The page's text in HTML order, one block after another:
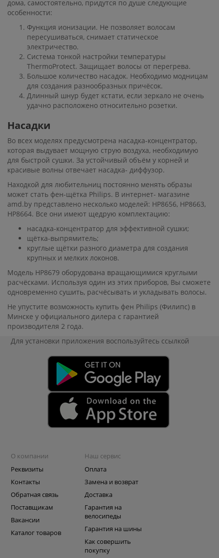
дома, самостоятельно, придутся по душе следующие
особенности:
Функция ионизации. Не позволяет волосам
пересушиваться, снимает статическое
электричество.
Система тонкой настройки температуры
ThermoProtect. Защищает волосы от перегрева.
Большое количество насадок. Необходимо модницам
для создания разнообразных причёсок.
Длинный шнур будет кстати, если зеркало не очень
удачно расположено относительно розетки.
Насадки
Во всех моделях предусмотрена насадка-концентратор,
которая выдувает мощную струю воздуха, необходимую
для быстрой сушки. За устойчивый объём у корней и
красивые волны отвечает насадка- диффузор.
Находкой для любительниц постоянно менять образы
может стать фен-щётка Philips. В интернет- магазине
amd.by представлено несколько моделей: HP8656, HP8663,
HP8664. Все они имеют щедрую комплектацию:
насадка-концентратор для эффективной сушки;
щётка-выпрямитель;
круглые щётки разного диаметра для создания
крупных и мелких локонов.
Модель HP8679 оборудована вращающимися круглыми
расчёсками. Используя один из этих приборов, Вы сможете
одновременно сушить, расчёсывать и укладывать волосы.
Не упустите возможность купить фен Philips (Филипс) в
Минске у официального дилера с гарантией
производителя 2 года.
Для установки приложения воспользуйтесь ссылкой
О компании
Реквизиты
Контакты
Обратная связь
Поставщикам
Вакансии
Каталог товаров
Наш сервис
Оплата
Замена и возврат
Доставка
Гарантия на
велосипеды
Гарантия на шины
Как совершить
покупку